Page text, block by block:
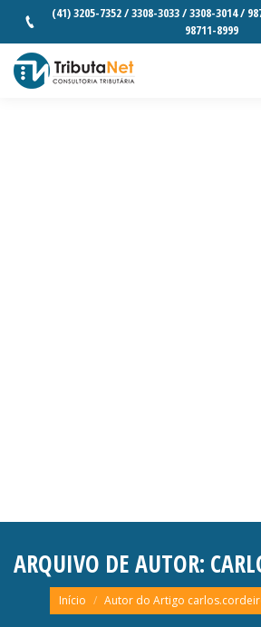
(41) 3205-7352 / 3308-3033 / 3308-3014 /
98711-8999
ARQUIVO DE AUTOR:
Você está aqui:
Início Autor do Artigo